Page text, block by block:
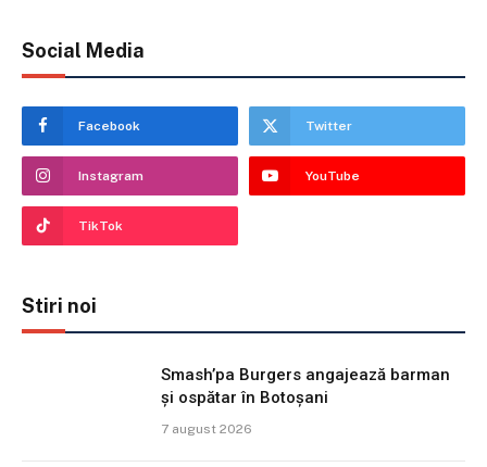
Social Media
Facebook Twitter
Instagram YouTube
TikTok
Stiri noi
Smash’pa Burgers angajează barman
și ospătar în Botoșani
7 august 2026